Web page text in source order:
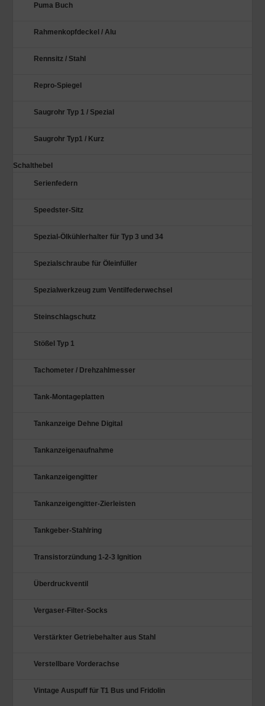
Puma Buch
Rahmenkopfdeckel / Alu
Rennsitz / Stahl
Repro-Spiegel
Saugrohr Typ 1 / Spezial
Saugrohr Typ1 / Kurz
Schalthebel
Serienfedern
Speedster-Sitz
Spezial-Ölkühlerhalter für Typ 3 und 34
Spezialschraube für Öleinfüller
Spezialwerkzeug zum Ventilfederwechsel
Steinschlagschutz
Stößel Typ 1
Tachometer / Drehzahlmesser
Tank-Montageplatten
Tankanzeige Dehne Digital
Tankanzeigenaufnahme
Tankanzeigengitter
Tankanzeigengitter-Zierleisten
Tankgeber-Stahlring
Transistorzündung 1-2-3 Ignition
Überdruckventil
Vergaser-Filter-Socks
Verstärkter Getriebehalter aus Stahl
Verstellbare Vorderachse
Vintage Auspuff für T1 Bus und Fridolin